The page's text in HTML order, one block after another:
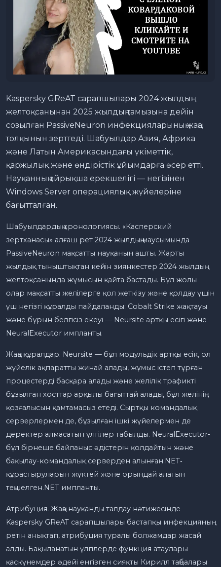
Kaspersky GReAT сарапшылары 2024 жылдың
желтоқсанынан 2025 жылдың тамызына дейін
созылған PassiveNeuron инфекцияларының жаңа
толқынын зерттеді. Шабуылдар Азия, Африка
және Латын Америкасындағы үкіметтік,
қаржылық және өндірістік ұйымдарға әсер етті.
Науқанның айрықша ерекшелігі — негізінен
Windows Server операциялық жүйелеріне
бағытталған.
Шабуылдардың хронологиясы. «Касперский
зертханасы» алғаш рет 2024 жылдың маусымында
PassiveNeuron мақсатты науқанын ашты. Жарты
жылдық тыныштықтан кейін зиянкестер 2024 жылдың
желтоқсанында жұмысын қайта бастады. Бұл жолы
олар мақсатты желілерге қол жеткізу және қолдау үшін
үш негізгі құралды пайдаланды: Cobalt Strike жақтауы
және бұрын белгісіз екеуі — Neursite артқы есігі және
NeuralExecutor импланты.
Жаңа құралдар. Neursite — бұл модульдік артқы есік, ол
жүйелік ақпаратты жинай алады, жұмыс істеп тұрған
процестерді басқара алады және желілік трафикті
бұзылған хосттар арқылы бағыттай алады, бұл желінің
қозғалысын қамтамасыз етеді. Сыртқы командалық
серверлермен де, бұзылған ішкі жүйелермен де
деректер алмасатын үлгілер табылды. NeuralExecutor-
бұл бірнеше байланыс әдістерін қолдайтын және
бақылау-командалық серверден алынған.NET‑
құрастыруларын жүктей және орындай алатын
теңшелген.NET импланты.
Атрибуция. Жаңа науқанды талдау нәтижесінде
Kaspersky GReAT сарапшылары бастапқы инфекцияның
ретін анықтап, атрибуция туралы болжамдар жасай
алды. Бақыланатын үлгілерде функция атаулары
қаскүнемдер әдейі енгізген сияқты Кирилл таңбалары